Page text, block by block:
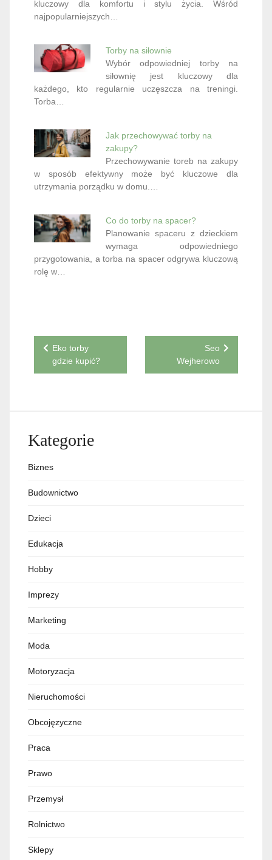
kluczowy dla komfortu i stylu życia. Wśród
najpopularniejszych…
Torby na siłownie
Wybór odpowiedniej torby na
siłownię jest kluczowy dla
każdego, kto regularnie uczęszcza na treningi.
Torba…
Jak przechowywać torby na
zakupy?
Przechowywanie toreb na zakupy
w sposób efektywny może być kluczowe dla
utrzymania porządku w domu.…
Co do torby na spacer?
Planowanie spaceru z dzieckiem
wymaga odpowiedniego
przygotowania, a torba na spacer odgrywa kluczową
rolę w…
Nawigacja
wpisu
Eko torby
gdzie kupić?
Seo
Wejherowo
Kategorie
Biznes
Budownictwo
Dzieci
Edukacja
Hobby
Imprezy
Marketing
Moda
Motoryzacja
Nieruchomości
Obcojęzyczne
Praca
Prawo
Przemysł
Rolnictwo
Sklepy